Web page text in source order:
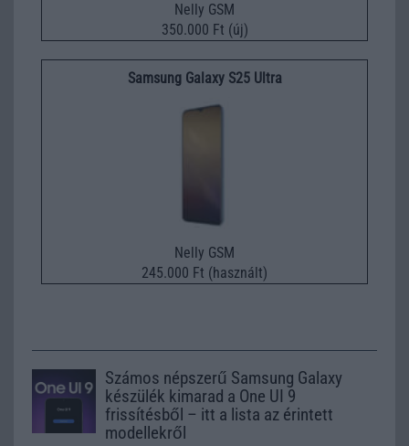
Nelly GSM
350.000 Ft (új)
Samsung Galaxy S25 Ultra
Nelly GSM
245.000 Ft (használt)
Számos népszerű Samsung Galaxy
készülék kimarad a One UI 9
frissítésből – itt a lista az érintett
modellekről